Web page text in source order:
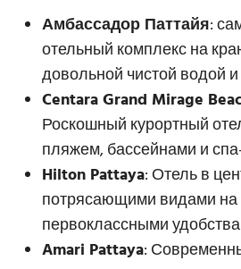
Амбассадор Паттайя:
отельный комплекс на
довольной чистой водой
Centara Grand Mirage
Роскошный курортный
пляжем, бассейнами и
Hilton Pattaya: Отель в
потрясающими видами на
первоклассными
Amari Pattaya: